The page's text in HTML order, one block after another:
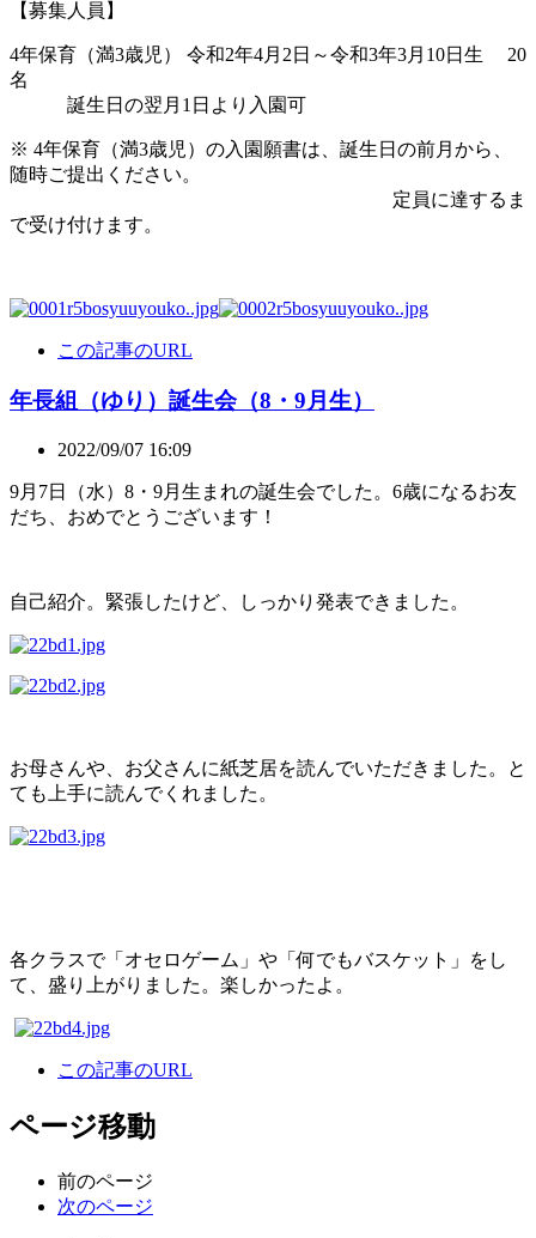
【募集人員】
4年保育（満3歳児） 令和2年4月2日～令和3年3月10日生 20
名
誕生日の翌月1日より入園可
※ 4年保育（満3歳児）の入園願書は、誕生日の前月から、
随時ご提出ください。
定員に達するま
で受け付けます。
この記事のURL
年長組（ゆり）誕生会（8・9月生）
2022/09/07 16:09
9月7日（水）8・9月生まれの誕生会でした。6歳になるお友
だち、おめでとうございます！
自己紹介。緊張したけど、しっかり発表できました。
お母さんや、お父さんに紙芝居を読んでいただきました。と
ても上手に読んでくれました。
各クラスで「オセロゲーム」や「何でもバスケット」をし
て、盛り上がりました。楽しかったよ。
この記事のURL
ページ移動
前のページ
次のページ